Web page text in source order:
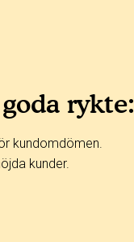
rykte:
kundomdömen.
kunder.